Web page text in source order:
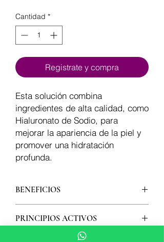
Cantidad *
Registrate y compra
Esta solución combina
ingredientes de alta calidad, como
Hialuronato de Sodio, para
mejorar la apariencia de la piel y
promover una hidratación
profunda.
BENEFICIOS
promover una hidratación
PRINCIPIOS ACTIVOS
Hialuronato de Sodio